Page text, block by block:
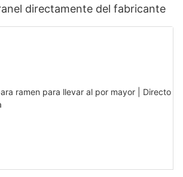
directamente del fabricante